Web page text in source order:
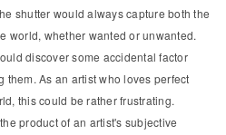
shutter would always capture both the
world, whether wanted or unwanted.
discover some accidental factor
As an artist who loves perfect
this could be rather frustrating.
product of an artist's subjective